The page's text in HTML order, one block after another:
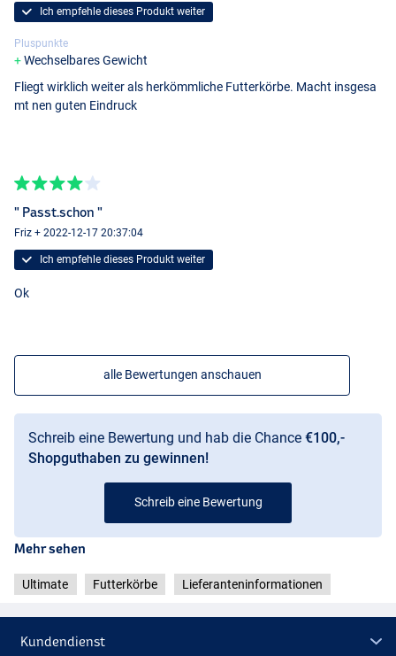
Ich empfehle dieses Produkt weiter
Pluspunkte
Wechselbares Gewicht
Fliegt wirklich weiter als herkömmliche Futterkörbe. Macht insgesa
mt nen guten Eindruck
" Passt.schon "
Friz + 2022-12-17 20:37:04
Ich empfehle dieses Produkt weiter
Ok
alle Bewertungen anschauen
Schreib eine Bewertung und hab die Chance €100,-
Shopguthaben zu gewinnen!
Schreib eine Bewertung
Mehr sehen
Ultimate Futterkörbe Lieferanteninformationen
Kundendienst